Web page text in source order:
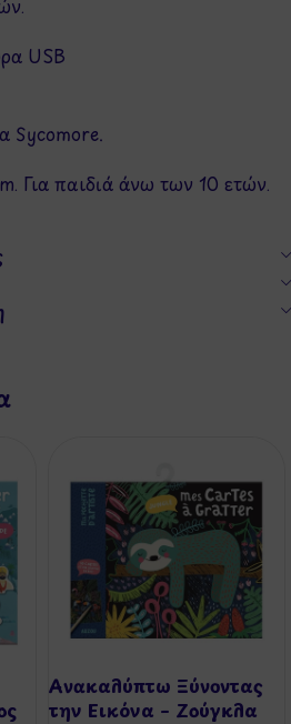
USB
Sycomore.
Για παιδιά άνω των 10 ετών.
Ανακαλύπτω Ξύνοντας
την Εικόνα – Ζούγκλα